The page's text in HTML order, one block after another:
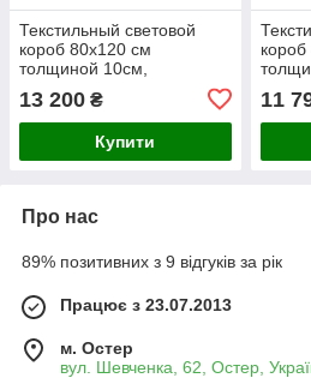
Текстильный световой
короб 80х120 см
толщиной 10см,
Ташута (11-46060-01)
13 200 ₴
Купити
11
Про нас
89% позитивних з 9 відгуків за рік
Працює з 23.07.2013
м. Остер
вул. Шевченка, 62, Остер,